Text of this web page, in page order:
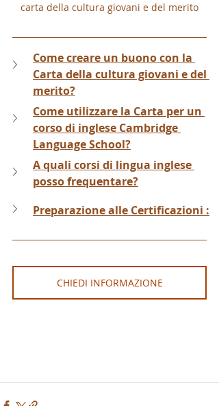
carta della cultura giovani e del merito
Come creare un buono con la
Carta della cultura giovani e del
merito?
Come utilizzare la Carta per un
corso di inglese Cambridge
Language School?
A quali corsi di lingua inglese
posso frequentare?
Preparazione alle Certificazioni :
CHIEDI INFORMAZIONE